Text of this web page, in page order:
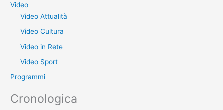
Video
Video Attualità
Video Cultura
Video in Rete
Video Sport
Programmi
Cronologica